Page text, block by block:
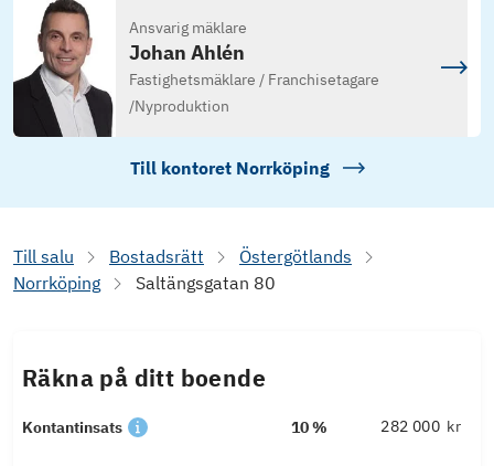
Ansvarig mäklare
Johan Ahlén
Fastighetsmäklare / Franchisetagare
/Nyproduktion
Till kontoret Norrköping
Till salu Bostadsrätt
Östergötlands
Norrköping
Saltängsgatan 80
Räkna på ditt boende
Kontantinsats 10 % kr